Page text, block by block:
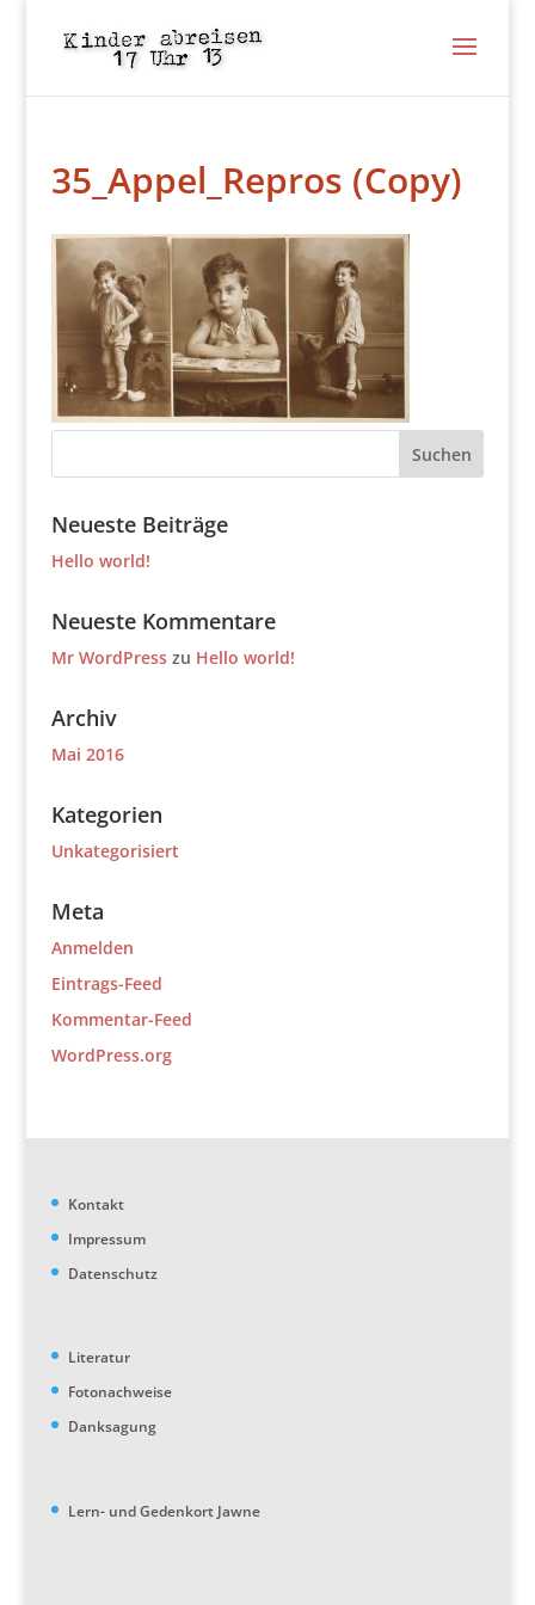
35_Appel_Repros (Copy)
Neueste Beiträge
Hello world!
Neueste Kommentare
Mr WordPresszu Hello world!
Archiv
Mai 2016
Kategorien
Unkategorisiert
Meta
Anmelden
Eintrags-Feed
Kommentar-Feed
WordPress.org
Kontakt
Impressum
Datenschutz
Literatur
Fotonachweise
Danksagung
Lern- und Gedenkort Jawne